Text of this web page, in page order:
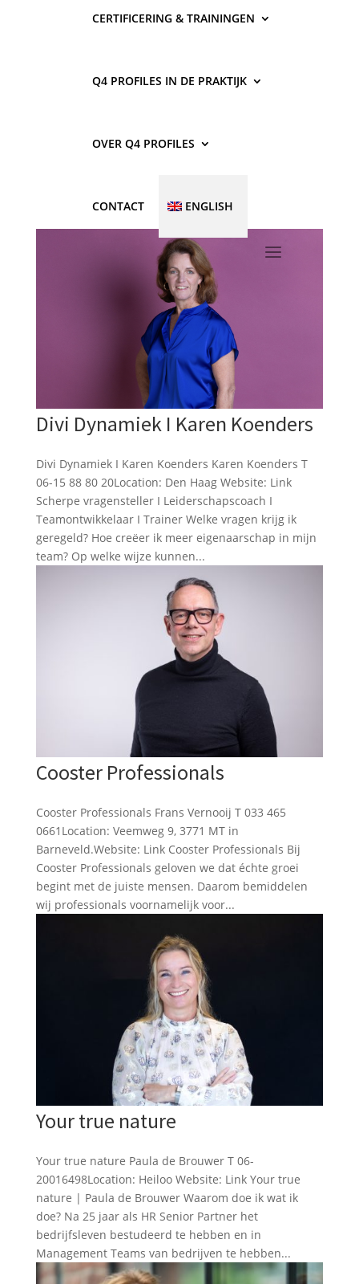
CERTIFICERING & TRAININGEN
Q4 PROFILES IN DE PRAKTIJK
OVER Q4 PROFILES
CONTACT ENGLISH
Divi Dynamiek I Karen Koenders
Divi Dynamiek I Karen Koenders Karen Koenders T
06-15 88 80 20Location: Den Haag Website: Link
Scherpe vragensteller I Leiderschapscoach I
Teamontwikkelaar I Trainer Welke vragen krijg ik
geregeld? Hoe creëer ik meer eigenaarschap in mijn
team? Op welke wijze kunnen...
Cooster Professionals
Cooster Professionals Frans Vernooij T 033 465
0661Location: Veemweg 9, 3771 MT in
Barneveld.Website: Link Cooster Professionals Bij
Cooster Professionals geloven we dat échte groei
begint met de juiste mensen. Daarom bemiddelen
wij professionals voornamelijk voor...
Your true nature
Your true nature Paula de Brouwer T 06-
20016498Location: Heiloo Website: Link Your true
nature | Paula de Brouwer Waarom doe ik wat ik
doe? Na 25 jaar als HR Senior Partner het
bedrijfsleven bestudeerd te hebben en in
Management Teams van bedrijven te hebben...